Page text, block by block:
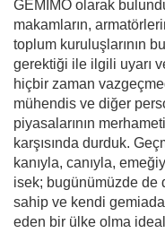
GEMİMO olarak
makamların,
toplum kuruluşlarının
gerektiği ile ilgili uyarı
hiçbir zaman
mühendis ve diğer
piyasalarının
karşısında durduk.
kanıyla, canıyla,
isek; bugünümüzde de
sahip ve kendi
eden bir ülke olma